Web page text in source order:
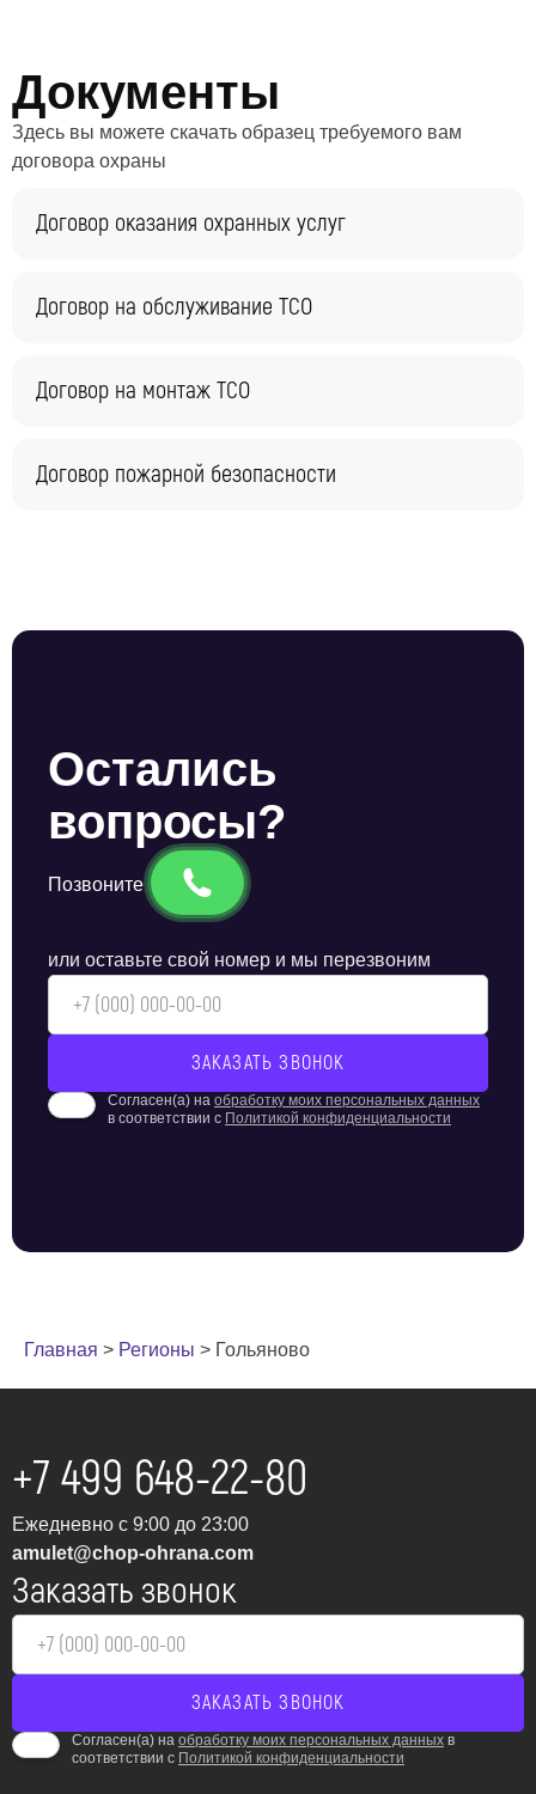
Документы
Здесь вы можете скачать образец требуемого вам
договора охраны
Договор оказания охранных услуг
Договор на обслуживание ТСО
Договор на монтаж ТСО
Договор пожарной безопасности
Остались
вопросы?
Позвоните
или оставьте свой номер и мы перезвоним
Согласен(а) на обработку моих персональных данных
в соответствии с Политикой конфиденциальности
Главная > Регионы > Гольяново
+7 499 648-22-80
Ежедневно с 9:00 до 23:00
amulet@chop-ohrana.com
Заказать звонок
Согласен(а) на обработку моих персональных данных в
соответствии с Политикой конфиденциальности